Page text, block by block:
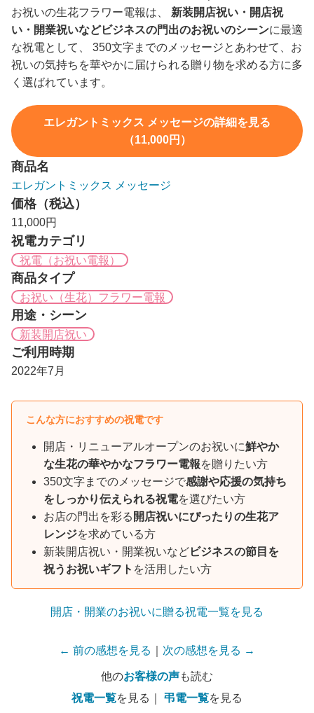
お祝いの生花フラワー電報は、 新装開店祝い・開店祝
い・開業祝いなどビジネスの門出のお祝いのシーンに最適
な祝電として、 350文字までのメッセージとあわせて、お
祝いの気持ちを華やかに届けられる贈り物を求める方に多
く選ばれています。
エレガントミックス メッセージの詳細を見る
（11,000円）
商品名
エレガントミックス メッセージ
価格（税込）
11,000円
祝電カテゴリ
祝電（お祝い電報）
商品タイプ
お祝い（生花）フラワー電報
用途・シーン
新装開店祝い
ご利用時期
2022年7月
こんな方におすすめの祝電です
開店・リニューアルオープンのお祝いに鮮やか
な生花の華やかなフラワー電報を贈りたい方
350文字までのメッセージで感謝や応援の気持ち
をしっかり伝えられる祝電を選びたい方
お店の門出を彩る 開店祝いにぴったりの生花ア
レンジを求めている方
新装開店祝い・開業祝いなどビジネスの節目を
祝うお祝いギフト を活用したい方
開店・開業のお祝いに贈る祝電一覧を見る
← 前の感想を見る 次の感想を見る →
他のお客様の声も読む
祝電一覧を見る｜ 弔電一覧を見る